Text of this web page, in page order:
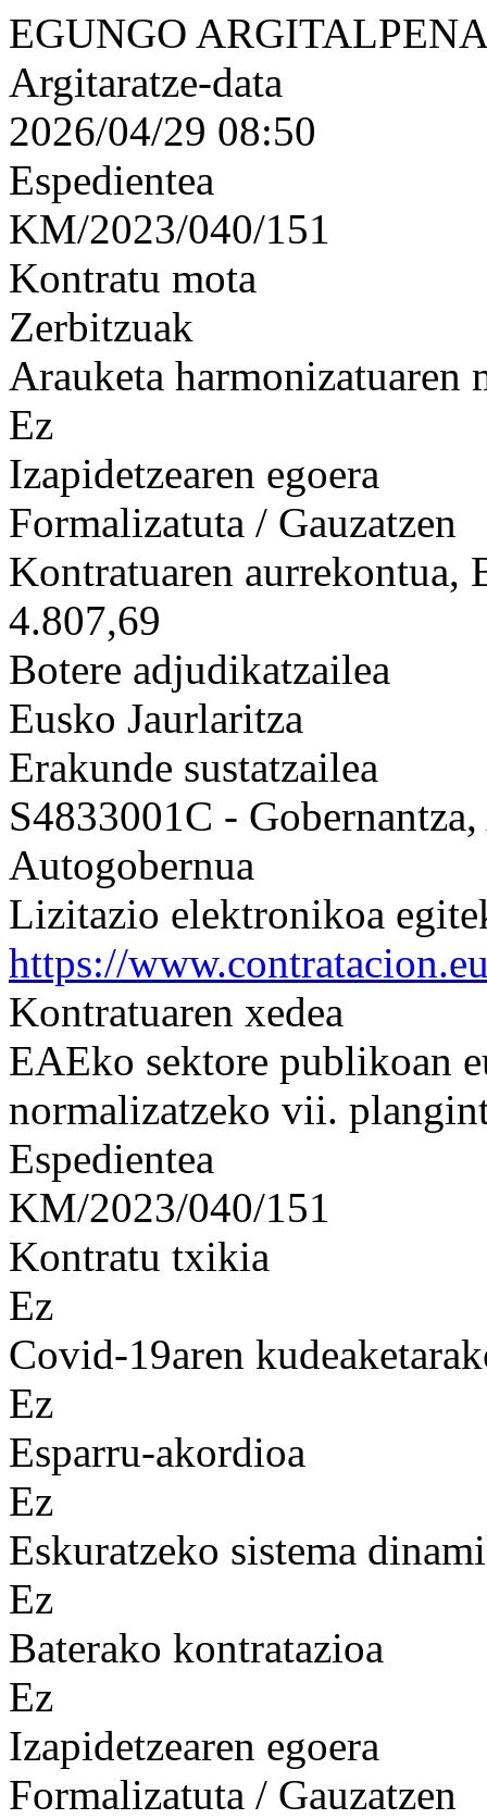
EGUNGO
Argitaratze-data
2026/04/29 08:50
Espedientea
KM/2023/040/151
Kontratu mota
Zerbitzuak
Arauketa harmonizatuaren
Ez
Izapidetzearen egoera
Formalizatuta / Gauzatzen
Kontratuaren aurrekontua,
4.807,69
Botere adjudikatzailea
Eusko Jaurlaritza
Erakunde sustatzailea
S4833001C -
Autogobernua
Lizitazio elektronikoa
https://
Kontratuaren xedea
EAEko sektore publikoan
normalizatzeko vii.
Espedientea
KM/2023/040/151
Kontratu txikia
Ez
Covid-19aren
Ez
Esparru-akordioa
Ez
Eskuratzeko sistema
Ez
Baterako kontratazioa
Ez
Izapidetzearen egoera
Formalizatuta / Gauzatzen